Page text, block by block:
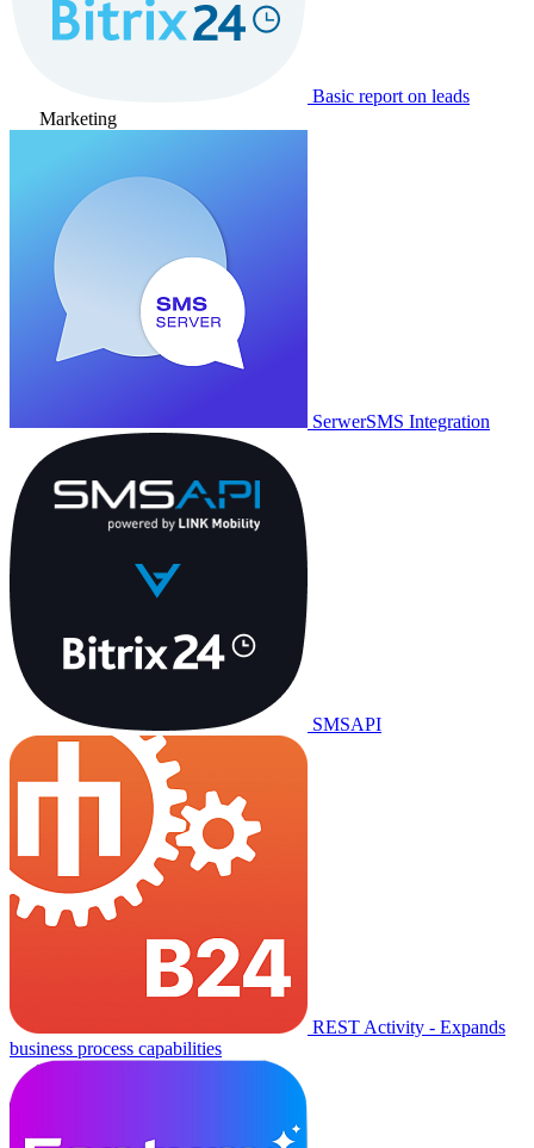
Basic report on leads
Marketing
SerwerSMS Integration
SMSAPI
REST Activity - Expands
business process capabilities